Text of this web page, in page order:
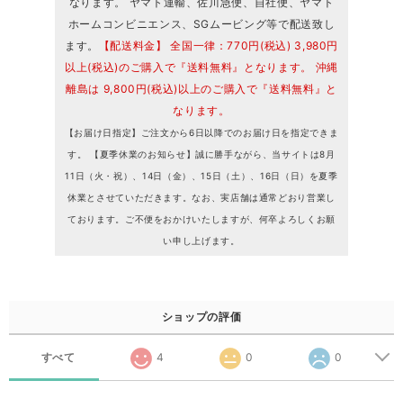
ホームコンビニエンス、SGムービング等で配送致し
ます。
【配送料金】 全国一律：770円(税込) 3,980円
以上(税込)のご購入で『送料無料』となります。 沖縄
離島は 9,800円(税込)以上のご購入で『送料無料』と
なります。
【お届け日指定】ご注文から6日以降でのお届け日を指定できま
す。 【夏季休業のお知らせ】誠に勝手ながら、当サイトは8月
11日（火・祝）、14日（金）、15日（土）、16日（日）を夏季
休業とさせていただきます。なお、実店舗は通常どおり営業し
ております。ご不便をおかけいたしますが、何卒よろしくお願
い申し上げます。
ショップの評価
すべて 4 0 0